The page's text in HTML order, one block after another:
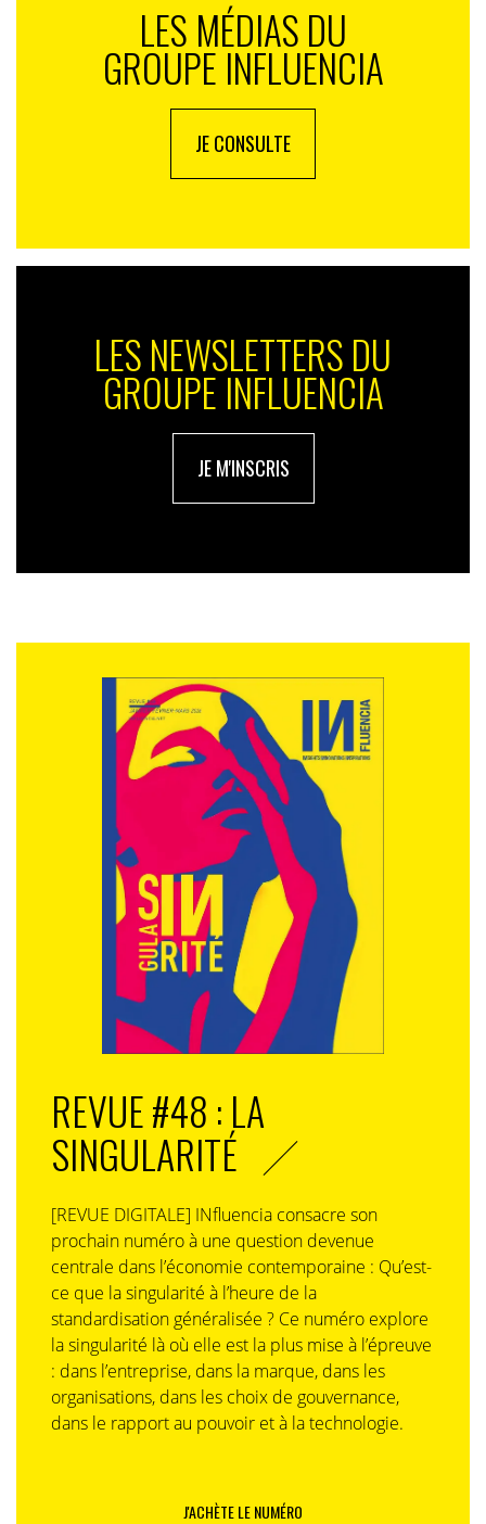
LES MÉDIAS DU
GROUPE INFLUENCIA
JE CONSULTE
LES NEWSLETTERS DU
GROUPE INFLUENCIA
JE M'INSCRIS
REVUE #48 : LA
SINGULARITÉ
[REVUE DIGITALE] INfluencia consacre son
prochain numéro à une question devenue
centrale dans l’économie contemporaine : Qu’est-
ce que la singularité à l’heure de la
standardisation généralisée ? Ce numéro explore
la singularité là où elle est la plus mise à l’épreuve
: dans l’entreprise, dans la marque, dans les
organisations, dans les choix de gouvernance,
dans le rapport au pouvoir et à la technologie.
J'ACHÈTE LE NUMÉRO